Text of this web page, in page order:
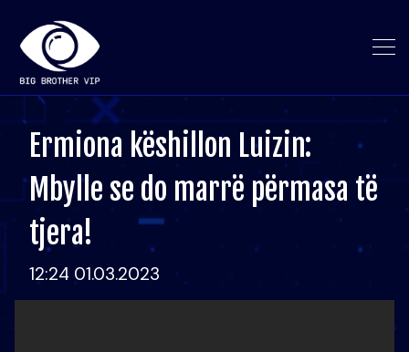
Ermiona këshillon Luizin:
Mbylle se do marrë përmasa të
tjera!
12:24 01.03.2023